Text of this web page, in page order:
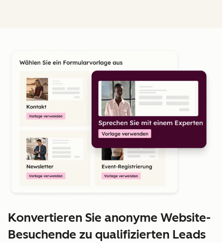
Konvertieren Sie anonyme Website-
Besuchende zu qualifizierten Leads